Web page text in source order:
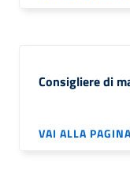
Consigliere di
VAI ALLA PAGINA